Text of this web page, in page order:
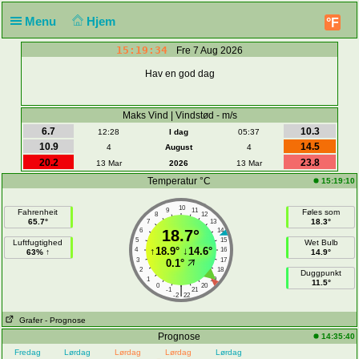
Menu Hjem °F
15:19:35 Fre 7 Aug 2026
Hav en god dag
Maks Vind | Vindstød - m/s
6.7
12:28 I dag 05:37
10.3
10.9
4 August 4
14.5
20.2
13 Mar 2026 13 Mar
23.8
Temperatur °C
15:19:10
Fahrenheit
65.7°
Luftfugtighed
63% ↑
10
9 11
8
12
7
13
6
14
5
15
4
16
3
17
2
18
1
19
0
20
-1 21
|
-2 22
18.7°
↑18.9°↓14.6°
0.1°
Føles som
18.3°
Wet Bulb
14.9°
Duggpunkt
11.5°
Grafer - Prognose
Prognose
14:35:40
Fredag
Lørdag
Lørdag
Lørdag
Lørdag